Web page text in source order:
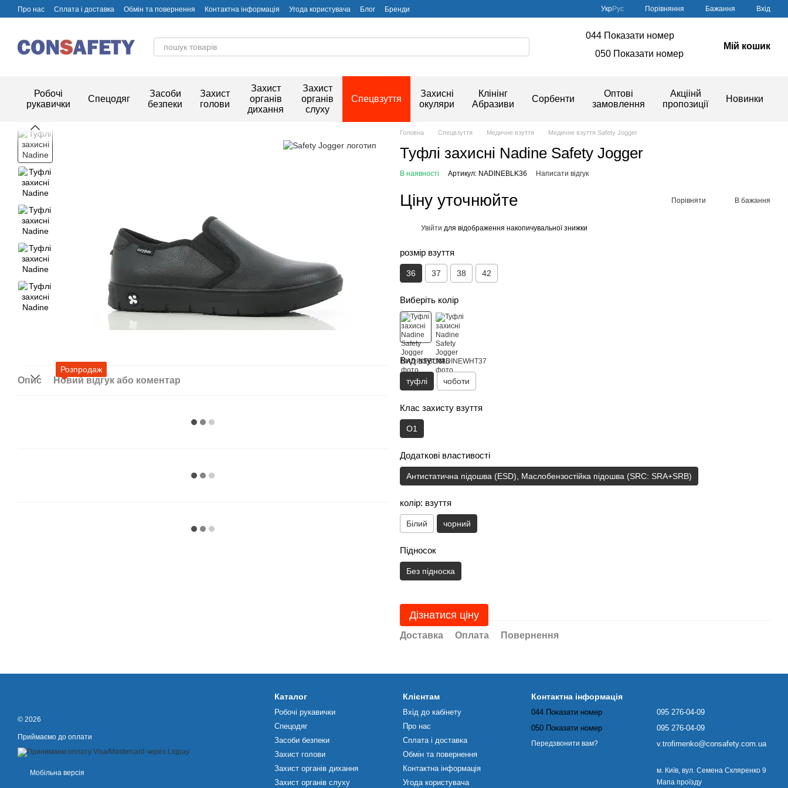
Перейти до основного контенту
Про нас Сплата і доставка Обмін та повернення Контактна інформація Угода користувача Блог Бренди УкрРус Порівняння Бажання Вхід
044 Показати номер
050 Показати номер
Мій кошик
Робочі
рукавички
Спецодяг
Засоби
безпеки
Захист
голови
Захист
органів
дихання
Захист
органів
слуху
Спецвзуття
Захисні
окуляри
Клінінг
Абразиви
Сорбенти
Оптові
замовлення
Акціінй
пропозиції
Новинки
Розпродаж
Опис Новий відгук або коментар
Головна Спецвзуття Медичне взуття Медичне взуття Safety Jogger
Туфлі захисні Nadine Safety Jogger
В наявності Артикул: NADINEBLK36 Написати відгук
Ціну уточнюйте Порівняти В бажання
Увійти для відображення накопичувальної знижки
розмір взуття
36 37 38 42
Виберіть колір
Вид взуття
туфлі чоботи
Клас захисту взуття
O1
Додаткові властивості
Антистатична підошва (ESD), Маслобензостійка підошва (SRC: SRA+SRB)
колір: взуття
Білий чорний
Підносок
Без підноска
Дізнатися ціну
Доставка Оплата Повернення
© 2026
Приймаємо до оплати
Мобільна версія
Каталог
Робочі рукавички
Спецодяг
Засоби безпеки
Захист голови
Захист органів дихання
Захист органів слуху
Клієнтам
Вхід до кабінету
Про нас
Сплата і доставка
Обмін та повернення
Контактна інформація
Угода користувача
Контактна інформація
044 Показати номер
050 Показати номер
Передзвонити вам?
095 276-04-09
095 276-04-09
v.trofimenko@consafety.com.ua
м. Київ, вул. Семена Скляренко 9
Мапа проїзду